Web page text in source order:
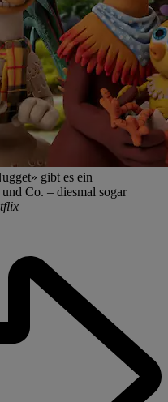
gibt es ein
Co. – diesmal sogar